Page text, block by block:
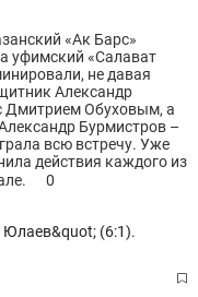
«Ак Барс»
уфимский «Салават
не давая
Александр
Дмитрием Обуховым, а
Бурмистров –
всю встречу. Уже
действия каждого из
0